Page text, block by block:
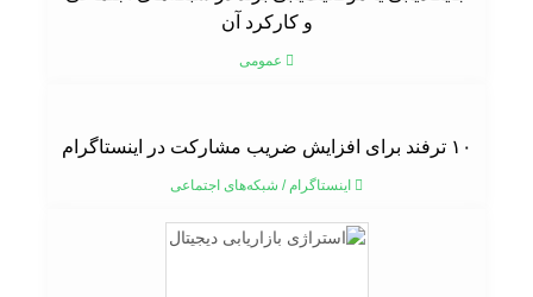
و کارکرد آن
عمومی
۱۰ ترفند برای افزایش ضریب مشارکت در اینستاگرام
اینستاگرام/شبکه‌های اجتماعی